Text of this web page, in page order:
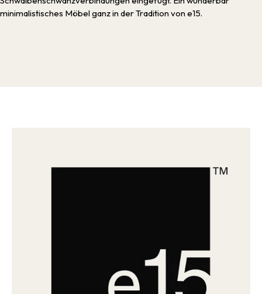
minimalistisches Möbel ganz in der Tradition von e15.